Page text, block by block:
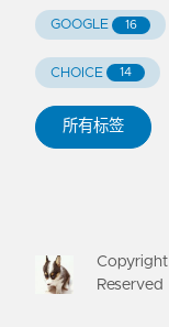
GOOGLE 16
CHOICE 14
所有标签
Copyright
Reserved